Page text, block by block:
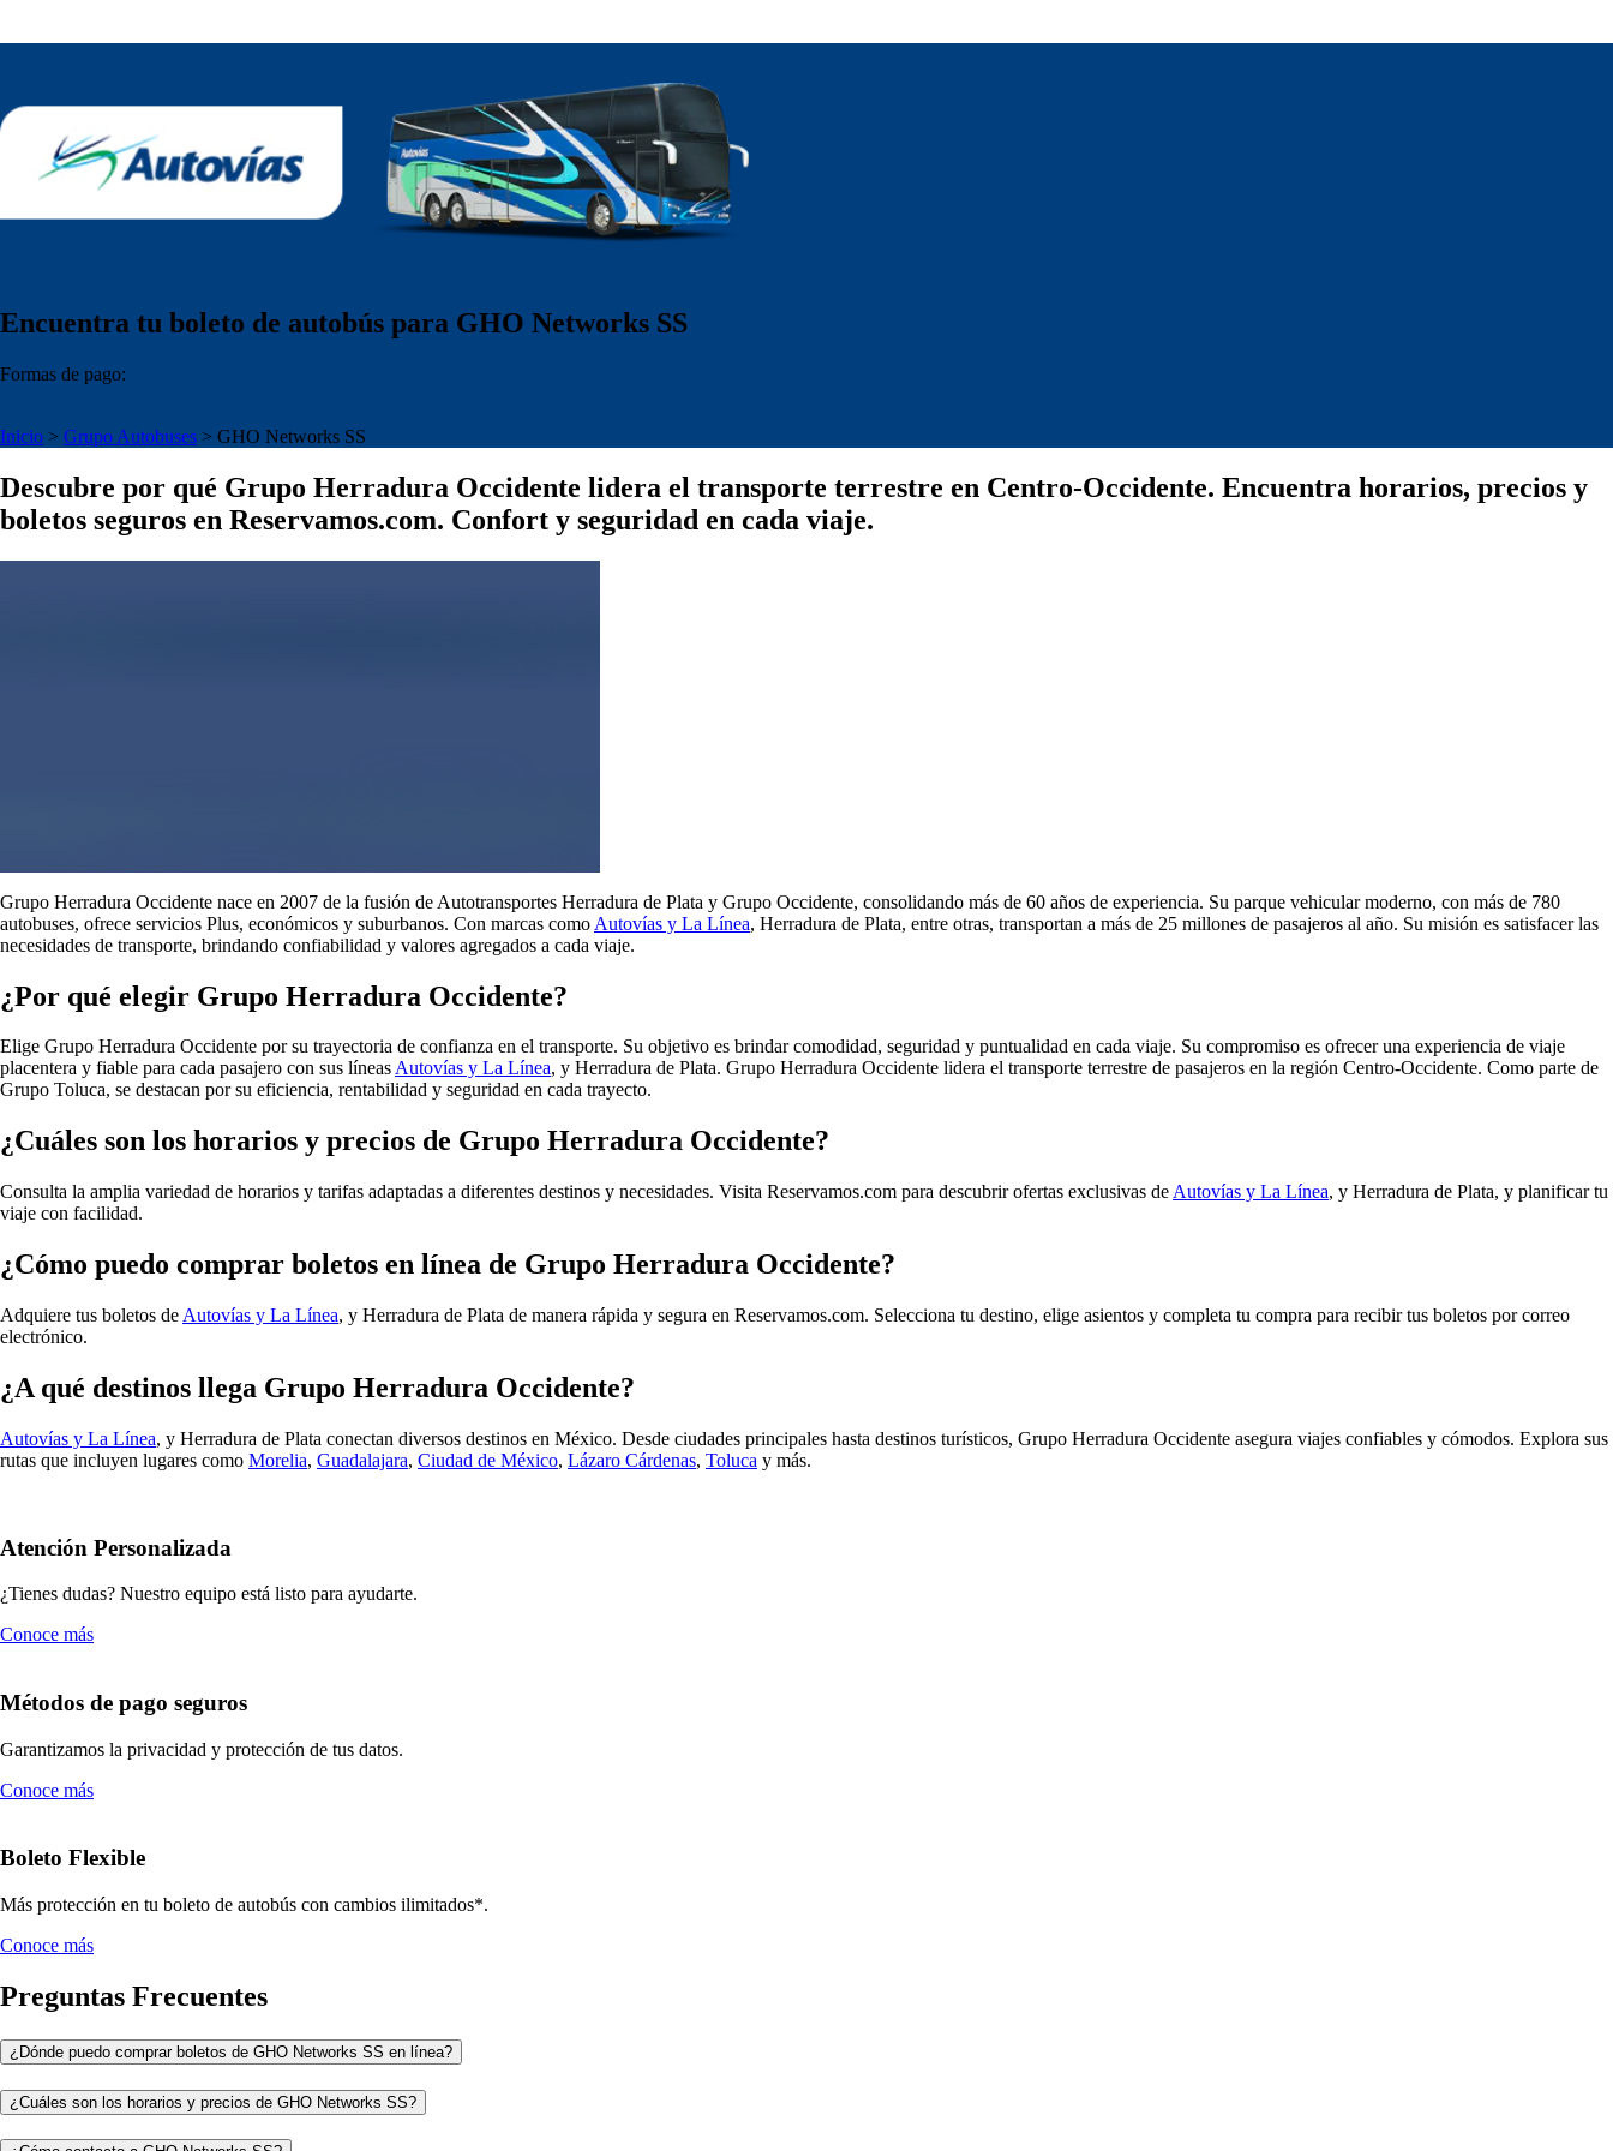
Encuentra tu boleto de autobús para GHO Networks SS
Formas de pago:
Inicio > Grupo Autobuses > GHO Networks SS
Descubre por qué Grupo Herradura Occidente lidera el transporte terrestre en Centro-Occidente. Encuentra horarios, precios y
boletos seguros en Reservamos.com. Confort y seguridad en cada viaje.
Grupo Herradura Occidente nace en 2007 de la fusión de Autotransportes Herradura de Plata y Grupo Occidente, consolidando más de 60 años de experiencia. Su parque vehicular moderno, con más de 780
autobuses, ofrece servicios Plus, económicos y suburbanos. Con marcas como Autovías y La Línea, Herradura de Plata, entre otras, transportan a más de 25 millones de pasajeros al año. Su misión es satisfacer las
necesidades de transporte, brindando confiabilidad y valores agregados a cada viaje.
¿Por qué elegir Grupo Herradura Occidente?
Elige Grupo Herradura Occidente por su trayectoria de confianza en el transporte. Su objetivo es brindar comodidad, seguridad y puntualidad en cada viaje. Su compromiso es ofrecer una experiencia de viaje
placentera y fiable para cada pasajero con sus líneasAutovías y La Línea, y Herradura de Plata. Grupo Herradura Occidente lidera el transporte terrestre de pasajeros en la región Centro-Occidente. Como parte de
Grupo Toluca, se destacan por su eficiencia, rentabilidad y seguridad en cada trayecto.
¿Cuáles son los horarios y precios de Grupo Herradura Occidente?
Consulta la amplia variedad de horarios y tarifas adaptadas a diferentes destinos y necesidades. Visita Reservamos.com para descubrir ofertas exclusivas de Autovías y La Línea, y Herradura de Plata, y planificar tu
viaje con facilidad.
¿Cómo puedo comprar boletos en línea de Grupo Herradura Occidente?
Adquiere tus boletos de Autovías y La Línea, y Herradura de Plata de manera rápida y segura en Reservamos.com. Selecciona tu destino, elige asientos y completa tu compra para recibir tus boletos por correo
electrónico.
¿A qué destinos llega Grupo Herradura Occidente?
Autovías y La Línea, y Herradura de Plata conectan diversos destinos en México. Desde ciudades principales hasta destinos turísticos, Grupo Herradura Occidente asegura viajes confiables y cómodos. Explora sus
rutas que incluyen lugares como Morelia, Guadalajara, Ciudad de México, Lázaro Cárdenas, Toluca y más.
Atención Personalizada
¿Tienes dudas? Nuestro equipo está listo para ayudarte.
Conoce más
Métodos de pago seguros
Garantizamos la privacidad y protección de tus datos.
Conoce más
Boleto Flexible
Más protección en tu boleto de autobús con cambios ilimitados*.
Conoce más
Preguntas Frecuentes
¿Dónde puedo comprar boletos de GHO Networks SS en línea?
¿Cuáles son los horarios y precios de GHO Networks SS?